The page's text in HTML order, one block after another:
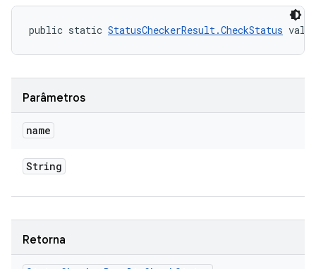
public static StatusCheckerResult.CheckStatus
Parâmetros
name
String
Retorna